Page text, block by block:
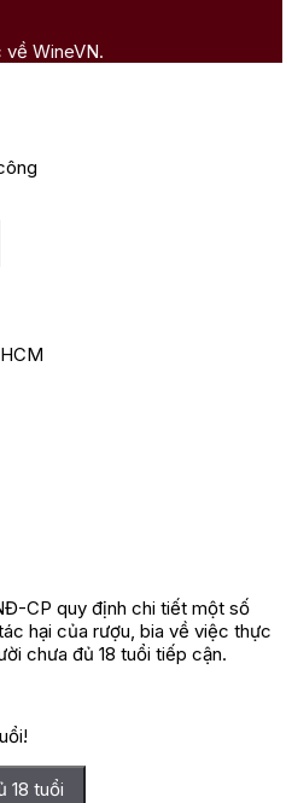
WineVN.
CP quy định chi tiết một số
hại của rượu, bia về việc thực
chưa đủ 18 tuổi tiếp cận.
18 tuổi